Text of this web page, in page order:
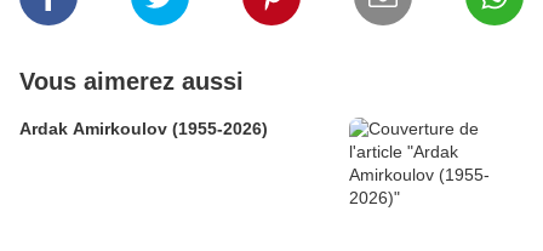
Vous aimerez aussi
Ardak Amirkoulov (1955-2026)